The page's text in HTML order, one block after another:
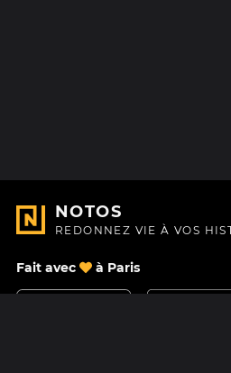
NOTOS
REDONNEZ VIE À VOS
Fait avec à Paris